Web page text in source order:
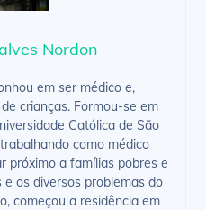
Nordon
em ser médico e,
crianças. Formou-se em
Católica de São
como médico
próximo a famílias pobres e
os diversos problemas do
começou a residência em